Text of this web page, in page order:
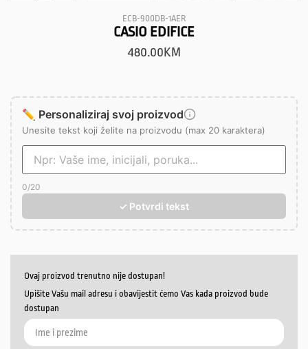
ECB-900DB-1AER
CASIO EDIFICE
480.00KM
✏️ Personaliziraj svoj proizvod
Unesite tekst koji želite na proizvodu (max 20 karaktera)
0/20
✓ Potvrdi tekst
Ovaj proizvod trenutno nije dostupan!
Upišite Vašu mail adresu i obavijestit ćemo Vas kada proizvod bude
dostupan